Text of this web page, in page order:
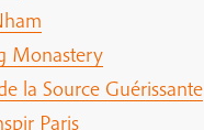
Monastery
la Source Guérissante
Paris